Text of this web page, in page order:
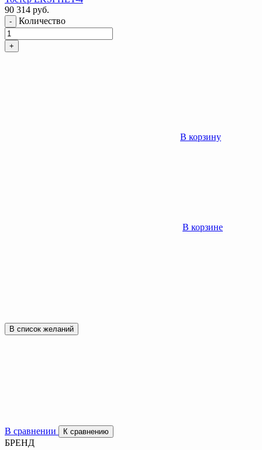
90 314 руб.
- Количество
+
В корзину
В корзине
В список желаний
В сравнении К сравнению
БРЕНД